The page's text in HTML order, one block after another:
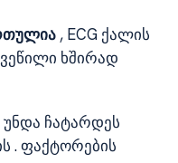
, ECG ქალის
ხშირად
უნდა ჩატარდეს
. ფაქტორების